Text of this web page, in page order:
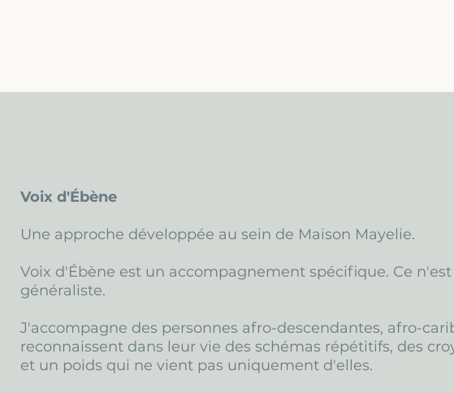
Voix d'Ébène
Une approche développée au sein de Maison Mayelie.
Voix d'Ébène est un accompagnement spécifique. Ce
généraliste.
J'accompagne des personnes afro-descendantes, afro-
reconnaissent dans leur vie des schémas répétitifs, des
et un poids qui ne vient pas uniquement d'elles.